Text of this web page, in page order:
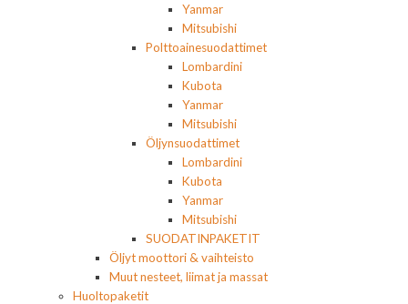
Yanmar
Mitsubishi
Polttoainesuodattimet
Lombardini
Kubota
Yanmar
Mitsubishi
Öljynsuodattimet
Lombardini
Kubota
Yanmar
Mitsubishi
SUODATINPAKETIT
Öljyt moottori & vaihteisto
Muut nesteet, liimat ja massat
Huoltopaketit